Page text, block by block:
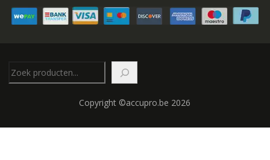
Copyright ©accupro.be 2026